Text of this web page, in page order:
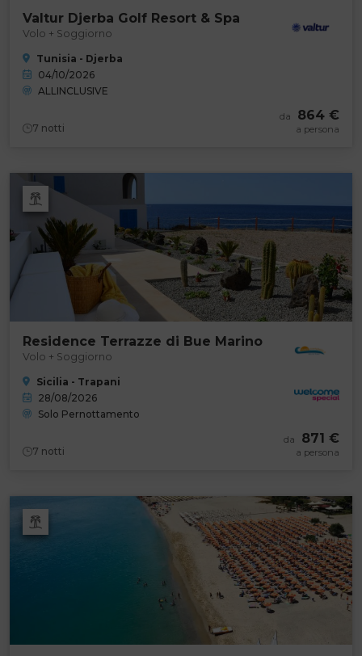
Valtur Djerba Golf Resort & Spa
Volo + Soggiorno
Tunisia - Djerba
04/10/2026
ALLINCLUSIVE
7 notti
da 864 €
a persona
Residence Terrazze di Bue Marino
Volo + Soggiorno
Sicilia - Trapani
28/08/2026
Solo Pernottamento
7 notti
da 871 €
a persona